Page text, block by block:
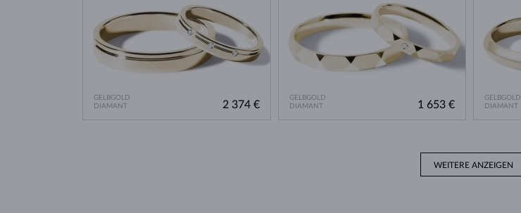
GELBGOLD
DIAMANT
2 374 €
GELBGOLD
DIAMANT
1 653 €
GELBGOLD
DIAMANT
WEITERE ANZEIGEN